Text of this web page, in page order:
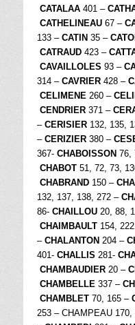
CATALAA 401 –
CATHELINEAU 67 –
133 – CATIN 35 –
CATRAUD 423 –
CAVAILLOLES 93 –
314 – CAVRIER 428 –
CELIMENE 260 –
CENDRIER 371 –
– CERISIER 132, 135,
– CERIZIER 380 –
367- CHABOISSON 76,
CHABOT 51, 72, 73,
CHABRAND 150 –
132, 137, 138, 272 –
86- CHAILLOU 20, 88,
CHAIMBAULT 154,
– CHALANTON 204 –
401- CHALLIS 281-
CHAMBAUDIER 20 –
CHAMBELLE 337 –
CHAMBLET 70, 165 –
253 – CHAMPEAU 170,